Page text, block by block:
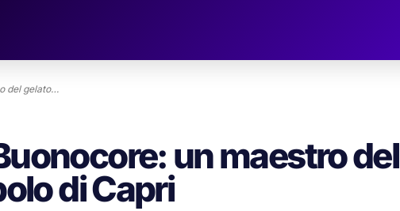
del gelato…
un maestro del
di Capri